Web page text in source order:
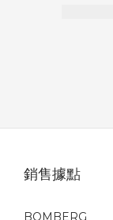
銷售據點
BOMBERG